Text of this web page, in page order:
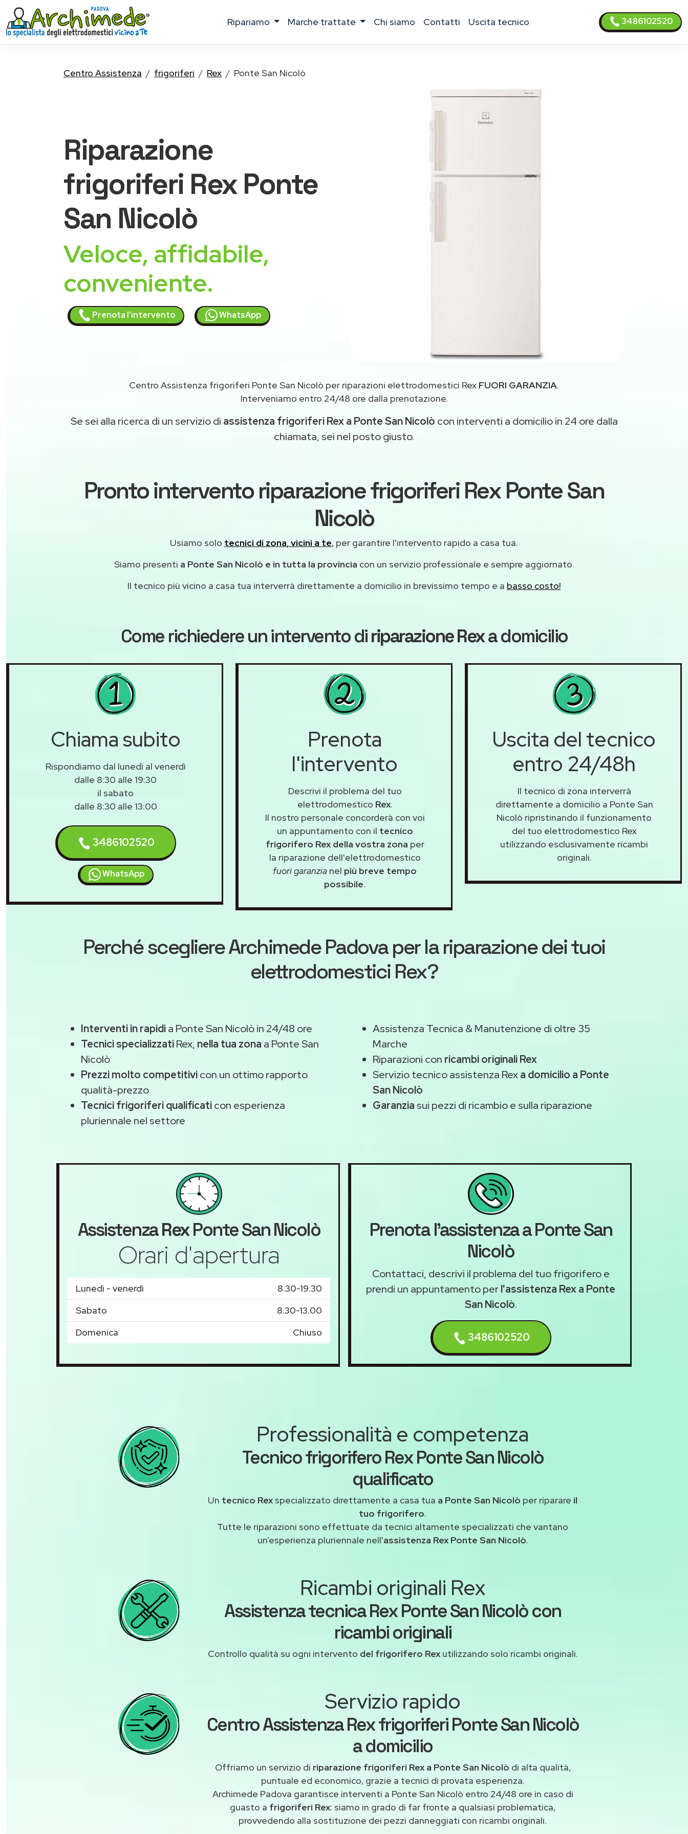
ripariamo marche trattate chi siamo contatti uscita tecnico 3486102520
Centro Assistenza frigoriferi Rex Ponte San Nicolò
Riparazione
frigoriferi RexPonte
San Nicolò
Veloce, affidabile,
conveniente.
Prenota l'intervento WhatsApp
Centro Assistenza frigoriferi Ponte San Nicolò per riparazioni elettrodomestici Rex FUORI GARANZIA.
Interveniamo entro 24/48 ore dalla prenotazione.
Se sei alla ricerca di un servizio di assistenza frigoriferi Rex a Ponte San Nicolò con interventi a domicilio in 24 ore dalla
chiamata, sei nel posto giusto.
Pronto intervento riparazione frigoriferi Rex Ponte San
Nicolò
Usiamo solo tecnici di zona, vicini a te, per garantire l'intervento rapido a casa tua.
Siamo presenti a Ponte San Nicolò e in tutta la provincia con un servizio professionale e sempre aggiornato.
Il tecnico più vicino a casa tua interverrà direttamente a domicilio in brevissimo tempo e a basso costo!
Come richiedere un intervento diriparazione Rexa domicilio
Chiama subito
Rispondiamo dal lunedì al venerdì
dalle 8:30 alle 19:30
il sabato
dalle 8:30 alle 13:00
3486102520
WhatsApp
Prenota
l'intervento
Descrivi il problema del tuo
elettrodomestico Rex.
Il nostro personale concorderà con voi
un appuntamento con il tecnico
frigorifero Rex della vostra zona per
la riparazione dell'elettrodomestico
fuori garanzia nel più breve tempo
possibile.
Uscita del tecnico
entro 24/48h
Il tecnico di zona interverrà
direttamente a domicilio a Ponte San
Nicolò ripristinando il funzionamento
del tuo elettrodomestico Rex
utilizzando esclusivamente ricambi
originali.
Perché scegliereArchimede Padovaper la riparazione dei tuoi
elettrodomestici Rex?
Interventi in rapidia Ponte San Nicolò in 24/48 ore
Tecnici specializzatiRex, nella tua zona a Ponte San
Nicolò
Prezzi molto competitivicon un ottimo rapporto
qualità-prezzo
Tecnici frigoriferi qualificaticon esperienza
pluriennale nel settore
Assistenza Tecnica & Manutenzione di oltre 35
Marche
Riparazioni con ricambi originali Rex
Servizio tecnico assistenza Rexa domicilio a Ponte
San Nicolò
Garanzia sui pezzi di ricambio e sulla riparazione
AssistenzaRexPonte San Nicolò
Orari d'apertura
Lunedì - venerdì
8.30-19.30
Sabato
8.30-13.00
Domenica
Chiuso
Prenota l'assistenza a Ponte San
Nicolò
Contattaci, descrivi il problema del tuo frigorifero e
prendi un appuntamento perl'assistenza Rex a Ponte
San Nicolò.
3486102520
Professionalità e competenza
Tecnico frigorifero Rex Ponte San Nicolò
qualificato
Un tecnico Rex specializzato direttamente a casa tua a Ponte San Nicolò per riparare il
tuo frigorifero.
Tutte le riparazioni sono effettuate da tecnici altamente specializzati che vantano
un’esperienza pluriennale nell'assistenza Rex Ponte San Nicolò.
Ricambi originali Rex
Assistenza tecnica Rex Ponte San Nicolò con
ricambi originali
Controllo qualità su ogni intervento del frigorifero Rexutilizzando solo ricambi originali.
Servizio rapido
Centro Assistenza Rex frigoriferi Ponte San Nicolò
a domicilio
Offriamo un servizio di riparazione frigoriferi Rex a Ponte San Nicolò di alta qualità,
puntuale ed economico, grazie a tecnici di provata esperienza.
Archimede Padova garantisce interventi a Ponte San Nicolò entro 24/48 ore in caso di
guasto a frigoriferi Rex: siamo in grado di far fronte a qualsiasi problematica,
provvedendo alla sostituzione dei pezzi danneggiati con ricambi originali.